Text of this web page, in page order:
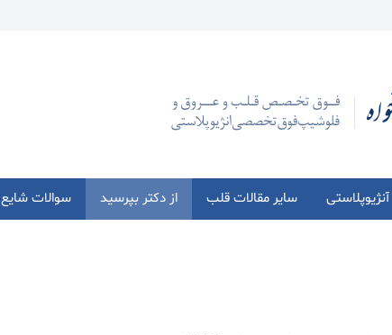
آنژیوپلاستی سایر مقالات قلب از دکتر بپرسید سوالات شایع